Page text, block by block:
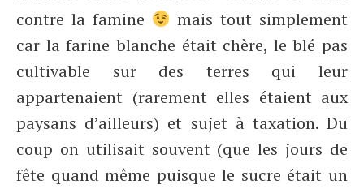
contre la famine
mais tout simplement
car la farine blanche était chère, le blé pas
cultivable sur des terres qui leur
appartenaient (rarement elles étaient aux
paysans d’ailleurs) et sujet à taxation. Du
coup on utilisait souvent (que les jours de
fête quand même puisque le sucre était un